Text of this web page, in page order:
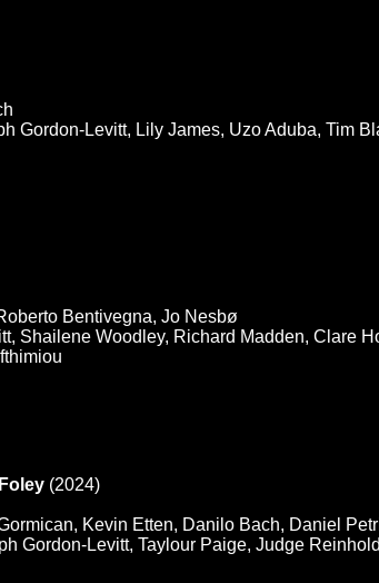
Gordon-Levitt, Lily James, Uzo Aduba, Tim
Bentivegna, Jo Nesbø
Shailene Woodley, Richard Madden, Clare
(2024)
Kevin Etten, Danilo Bach, Daniel
Gordon-Levitt, Taylour Paige, Judge